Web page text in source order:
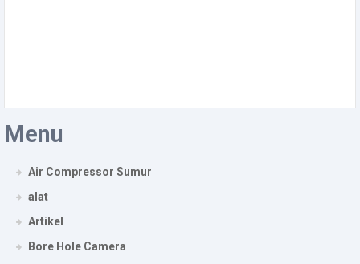
Menu
Air Compressor Sumur
alat
Artikel
Bore Hole Camera